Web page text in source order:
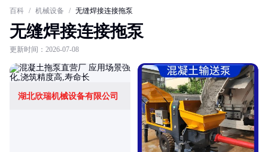
百科 / 机械设备 / 无缝焊接连接拖泵
无缝焊接连接拖泵
更新时间：2026-07-08
湖北欣瑞机械设备有限公司